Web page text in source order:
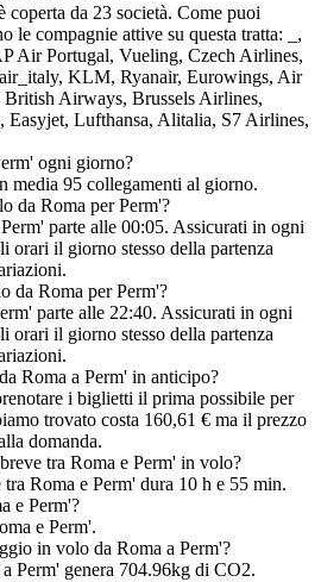
coperta da 23 società. Come puoi
le compagnie attive su questa tratta: _,
Air Portugal, Vueling, Czech Airlines,
KLM, Ryanair, Eurowings, Air
Airways, Brussels Airlines,
Lufthansa, Alitalia, S7 Airlines,
ogni giorno?
media 95 collegamenti al giorno.
da Roma per Perm'?
parte alle 00:05. Assicurati in ogni
orari il giorno stesso della partenza
da Roma per Perm'?
parte alle 22:40. Assicurati in ogni
orari il giorno stesso della partenza
Roma a Perm' in anticipo?
i biglietti il prima possibile per
trovato costa 160,61 € ma il prezzo
domanda.
tra Roma e Perm' in volo?
Roma e Perm' dura 10 h e 55 min.
e Perm'?
e Perm'.
in volo da Roma a Perm'?
Perm' genera 704.96kg di CO2.